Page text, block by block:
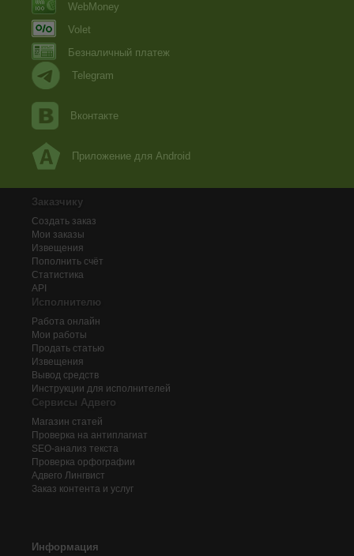
WebMoney
Volet
Безналичный платеж
Telegram
Вконтакте
Приложение для Android
Заказчику
Создать заказ
Мои заказы
Извещения
Пополнить счёт
Статистика
API
Исполнителю
Работа онлайн
Мои работы
Продать статью
Извещения
Вывод средств
Инструкции для исполнителей
Сервисы Адвего
Магазин статей
Проверка на антиплагиат
SEO-анализ текста
Проверка орфографии
Адвего Лингвист
Заказ контента и услуг
Информация